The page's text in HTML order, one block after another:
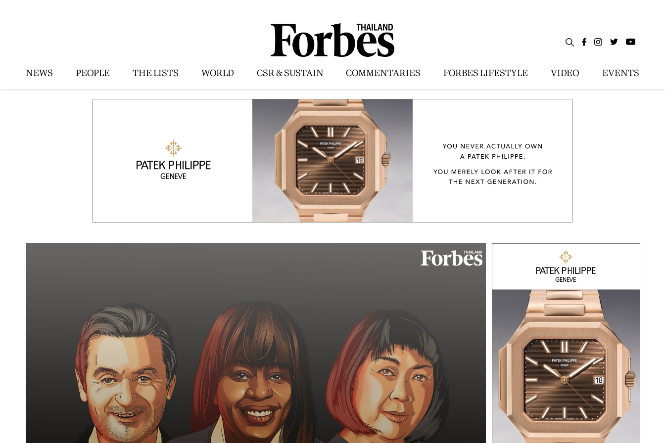
NEWS PEOPLE THE LISTS WORLD CSR & SUSTAIN COMMENTARIES FORBES LIFESTYLE VIDEO EVENTS